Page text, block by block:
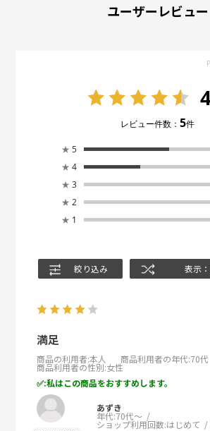
ユーザーレビュー
レビュー件数：5件
★ 5
★ 4
★ 3
★ 2
★ 1
絞り込み 表示
満足
商品の利用者:本人 商品利用者の年代:70代
商品利用者の性別:女性
:私はこの商品をおすすめします。
あずき
年代:70代～
ショップ利用回数:はじめて